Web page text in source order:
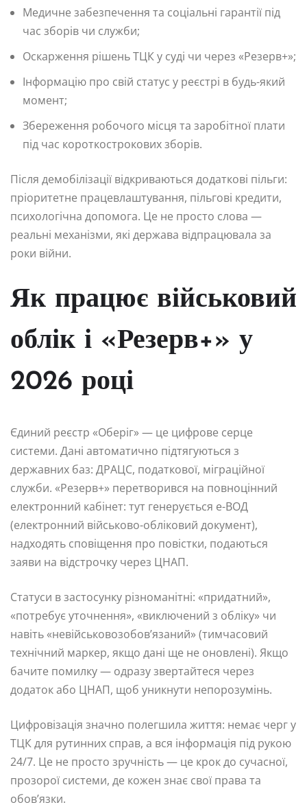
Медичне забезпечення та соціальні гарантії під
час зборів чи служби;
Оскарження рішень ТЦК у суді чи через «Резерв+»;
Інформацію про свій статус у реєстрі в будь-який
момент;
Збереження робочого місця та заробітної плати
під час короткострокових зборів.
Після демобілізації відкриваються додаткові пільги:
пріоритетне працевлаштування, пільгові кредити,
психологічна допомога. Це не просто слова —
реальні механізми, які держава відпрацювала за
роки війни.
Як працює військовий
облік і «Резерв+» у
2026 році
Єдиний реєстр «Оберіг» — це цифрове серце
системи. Дані автоматично підтягуються з
державних баз: ДРАЦС, податкової, міграційної
служби. «Резерв+» перетворився на повноцінний
електронний кабінет: тут генерується е-ВОД
(електронний військово-обліковий документ),
надходять сповіщення про повістки, подаються
заяви на відстрочку через ЦНАП.
Статуси в застосунку різноманітні: «придатний»,
«потребує уточнення», «виключений з обліку» чи
навіть «невійськовозобов’язаний» (тимчасовий
технічний маркер, якщо дані ще не оновлені). Якщо
бачите помилку — одразу звертайтеся через
додаток або ЦНАП, щоб уникнути непорозумінь.
Цифровізація значно полегшила життя: немає черг у
ТЦК для рутинних справ, а вся інформація під рукою
24/7. Це не просто зручність — це крок до сучасної,
прозорої системи, де кожен знає свої права та
обов’язки.